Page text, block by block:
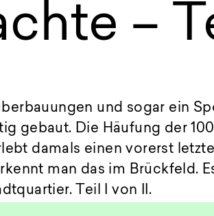
–
und sogar ein
gebaut. Die Häufung der
damals einen vorerst
man das im Brückfeld.
Teil I von II.